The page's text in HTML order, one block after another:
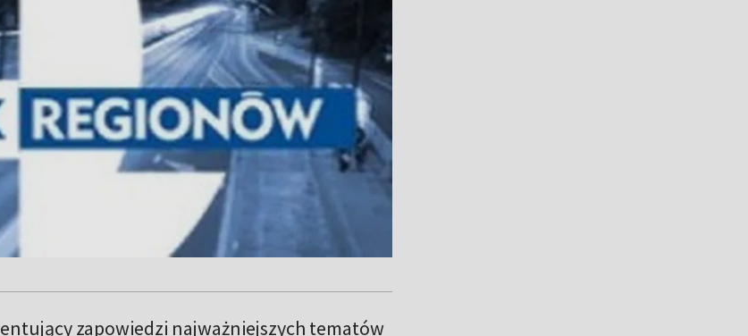
zapowiedzi najważniejszych tematów